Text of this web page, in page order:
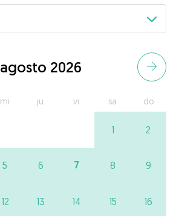
agosto 2026
mi ju vi sa do
1 2
5 6 7 8 9
12 13 14 15 16